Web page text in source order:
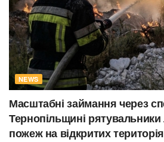
NEWS
Масштабні займання через
Тернопільщині рятувальники
пожеж на відкритих